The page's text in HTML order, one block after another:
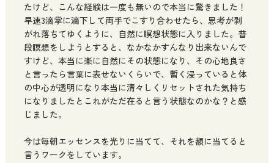
たけど、こんな経験は一度も無いので本当に驚きました！
早速3滴掌に滴下して両手でこすり合わせたら、思考が剥
がれ落ちてゆくように、自然に瞑想状態に入りました。普
段瞑想をしようとすると、なかなかすんなり出来ないんで
すけど、本当に楽に自然にその状態になり、その心地良さ
と言ったら言葉に表せないくらいで、暫く浸っていると体
の中心が透明になり本当に清々しくリセットされた気持ち
になりましたとこれがただ在ると言う状態なのかな？と感
じました。
今は毎朝エッセンスを光りに当てて、それを額に当てると
言うワークをしています。